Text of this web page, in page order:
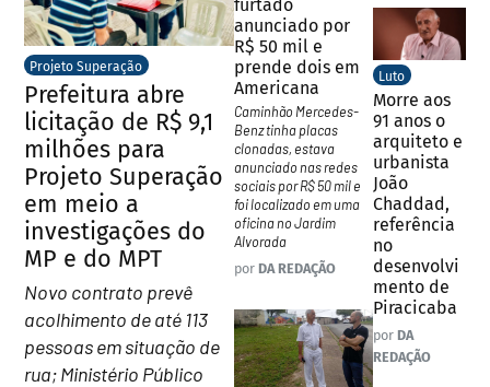
Projeto Superação
Prefeitura abre
licitação de R$ 9,1
milhões para
Projeto Superação
em meio a
investigações do
MP e do MPT
Novo contrato prevê
acolhimento de até 113
pessoas em situação de
rua; Ministério Público
furtado
anunciado por
R$ 50 mil e
prende dois em
Americana
Caminhão Mercedes-
Benz tinha placas
clonadas, estava
anunciado nas redes
sociais por R$ 50 mil e
foi localizado em uma
oficina no Jardim
Alvorada
por DA REDAÇÃO
Luto
Morre aos
91 anos o
arquiteto e
urbanista
João
Chaddad,
referência
no
desenvolvi
mento de
Piracicaba
por DA
REDAÇÃO